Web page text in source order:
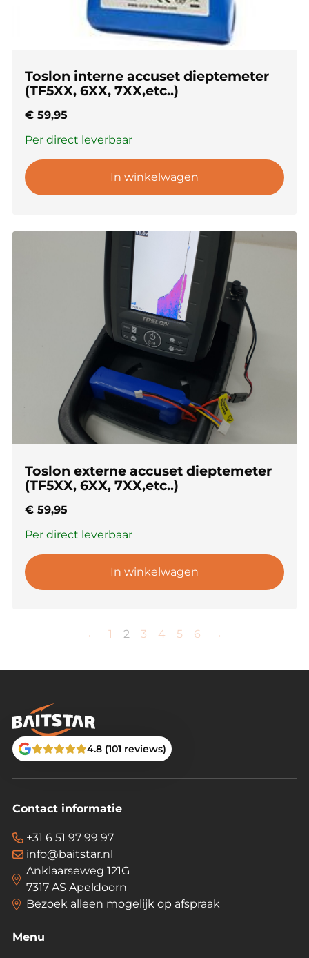
Toslon interne accuset dieptemeter
(TF5XX, 6XX, 7XX,etc..)
€ 59,95
Per direct leverbaar
In winkelwagen
Toslon externe accuset dieptemeter
(TF5XX, 6XX, 7XX,etc..)
€ 59,95
Per direct leverbaar
In winkelwagen
← 1 2 3 4 5 6 →
4.8 (101 reviews)
Contact informatie
+31 6 51 97 99 97
info@baitstar.nl
Anklaarseweg 121G
7317 AS Apeldoorn
Bezoek alleen mogelijk op afspraak
Menu